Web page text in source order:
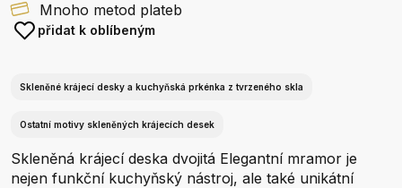
Mnoho metod plateb
přidat k oblíbeným
Skleněné krájecí desky a kuchyňská prkénka z tvrzeného skla
Ostatní motivy skleněných krájecích desek
Skleněná krájecí deska dvojitá Elegantní mramor je
nejen funkční kuchyňský nástroj, ale také unikátní